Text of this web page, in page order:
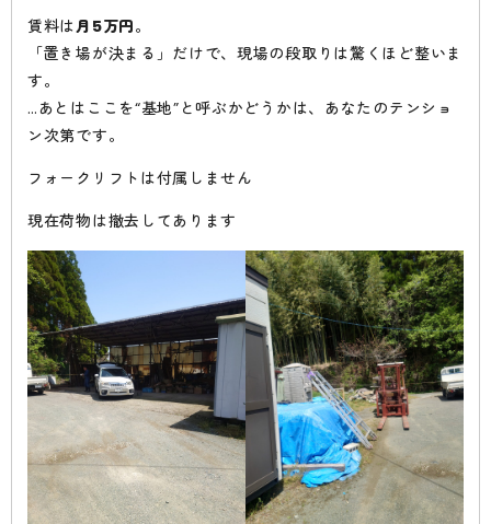
賃料は月5万円。
「置き場が決まる」だけで、現場の段取りは驚くほど整いま
す。
…あとはここを“基地”と呼ぶかどうかは、あなたのテンショ
ン次第です。
フォークリフトは付属しません
現在荷物は撤去してあります